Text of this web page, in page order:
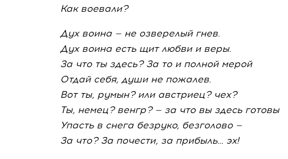
Как воевали?
Дух воина — не озверелый гнев.
Дух воина есть щит любви и веры.
За что ты здесь? За то и полной мерой
Отдай себя, души не пожалев.
Вот ты, румын? или австриец? чех?
Ты, немец? венгр? — за что вы здесь готовы
Упасть в снега безруко, безголово —
За что? За почести, за прибыль… эх!